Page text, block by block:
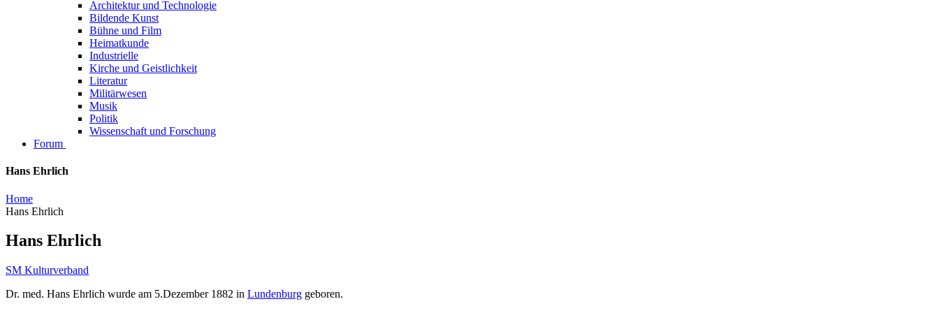
Architektur und Technologie
Bildende Kunst
Bühne und Film
Heimatkunde
Industrielle
Kirche und Geistlichkeit
Literatur
Militärwesen
Musik
Politik
Wissenschaft und Forschung
Forum
Hans Ehrlich
Home
Hans Ehrlich
Hans Ehrlich
SM Kulturverband
Dr. med. Hans Ehrlich wurde am 5.Dezember 1882 in Lundenburg geboren.